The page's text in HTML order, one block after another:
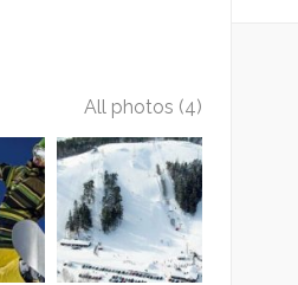
All photos (4)